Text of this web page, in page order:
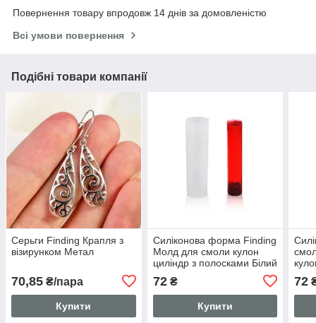
Повернення товару впродовж 14 днів за домовленістю
Всі умови повернення
Подібні товари компанії
Серьги Finding Крапля з
візирунком Метал
70,85 ₴/пара
Купити
Силіконова форма Finding
Молд для смоли кулон
циліндр з полосками Білий
72₴
Купити
72